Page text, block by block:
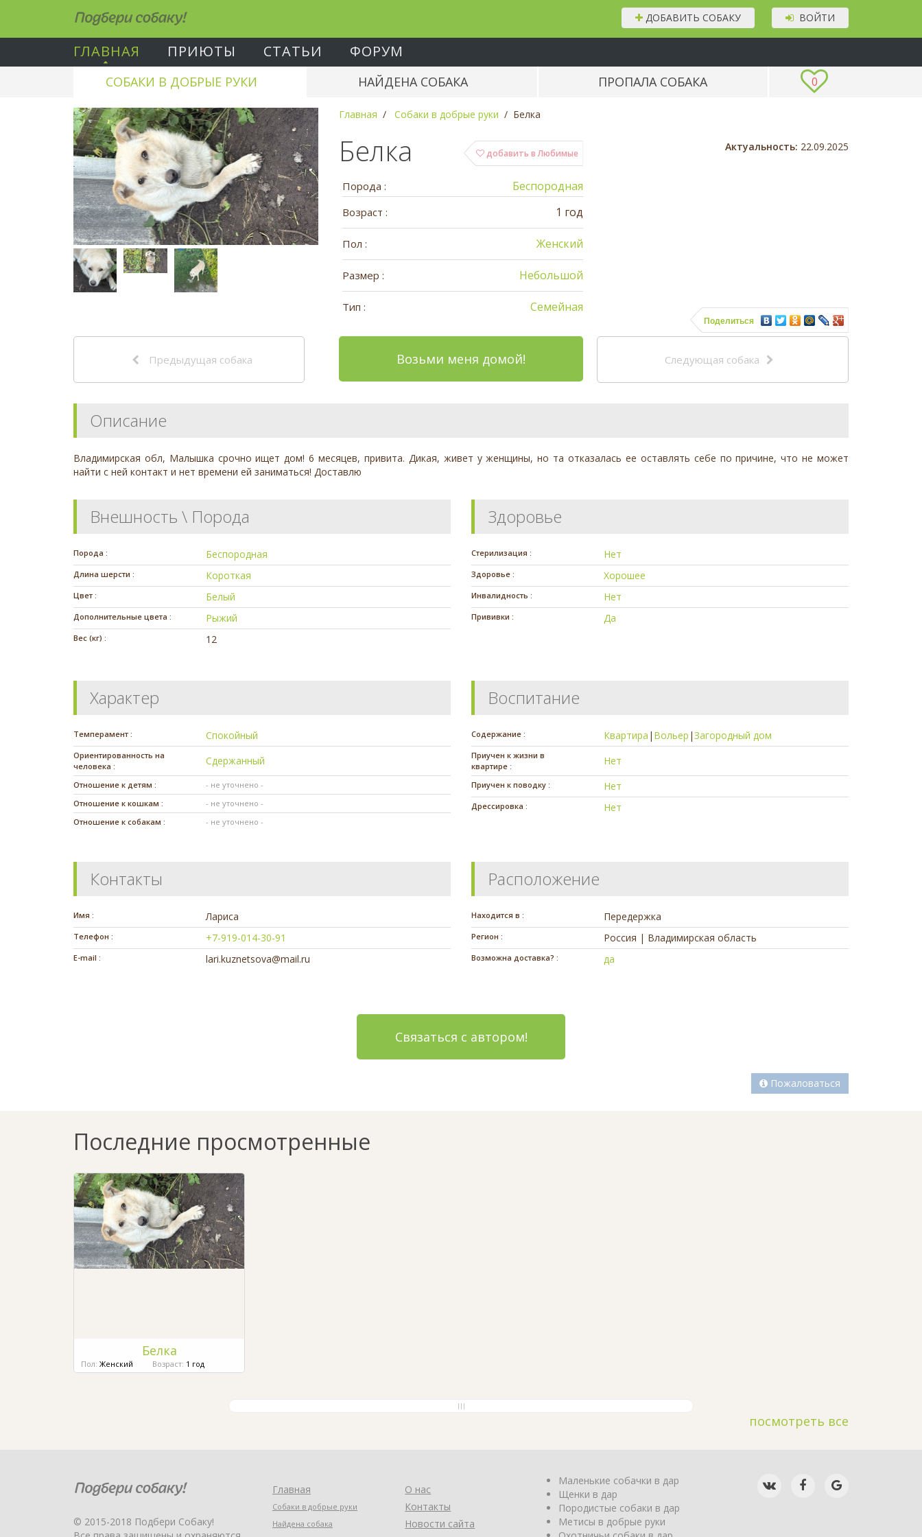
Подбери собаку! ВОЙТИ
ДОБАВИТЬ СОБАКУ
ГЛАВНАЯ ПРИЮТЫ СТАТЬИ ФОРУМ
0
СОБАКИ В ДОБРЫЕ РУКИ НАЙДЕНА СОБАКА ПРОПАЛА СОБАКА
Главная Собаки в добрые руки Белка
добавить в Любимые
Белка
Порода : Беспородная
Возраст : 1 год
Пол : Женский
Размер : Небольшой
Тип : Семейная
Актуальность: 22.09.2025
Поделиться
Предыдущая собака Возьми меня домой! Следующая собака
Описание
Владимирская обл, Малышка срочно ищет дом! 6 месяцев, привита. Дикая, живет у женщины, но та отказалась ее оставлять себе по причине, что не может
найти с ней контакт и нет времени ей заниматься! Доставлю
Внешность \ Порода
Порода : Беспородная
Длина шерсти : Короткая
Цвет : Белый
Дополнительные цвета : Рыжий
Вес (кг) : 12
Здоровье
Стерилизация : Нет
Здоровье : Хорошее
Инвалидность : Нет
Прививки : Да
Характер
Темперамент : Спокойный
Ориентированность на
человека :
Сдержанный
Отношение к детям :
- не уточнено -
Отношение к кошкам :
- не уточнено -
Отношение к собакам :
- не уточнено -
Воспитание
Содержание : Квартира | Вольер |Загородный дом
Приучен к жизни в
квартире :
Нет
Приучен к поводку : Нет
Дрессировка : Нет
Контакты
Имя : Лариса
Телефон : +7-919-014-30-91
E-mail : lari.kuznetsova@mail.ru
Расположение
Находится в : Передержка
Регион : Россия | Владимирская область
Возможна доставка? : да
Связаться с автором!
Пожаловаться
Последние просмотренные
Белка
Пол: Женский Возраст: 1 год
посмотреть все
© 2015-2018 Подбери Собаку!
Главная
Собаки в добрые руки
Найдена собака
О нас
Контакты
Новости сайта
Маленькие собачки в дар
Щенки в дар
Породистые собаки в дар
Метисы в добрые руки